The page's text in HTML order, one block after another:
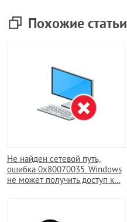
Похожие статьи
Не найден сетевой путь,
ошибка 0x80070035. Windows
не может получить доступ к…